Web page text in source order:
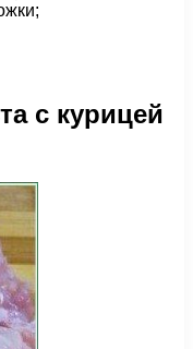
с курицей